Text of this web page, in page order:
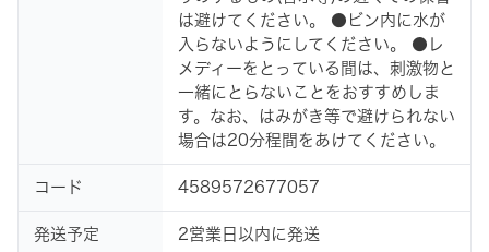
は避けてください。 ●ビン内に水が
入らないようにしてください。 ●レ
メディーをとっている間は、刺激物と
一緒にとらないことをおすすめしま
す。なお、はみがき等で避けられない
場合は20分程間をあけてください。
コード 4589572677057
発送予定 2営業日以内に発送